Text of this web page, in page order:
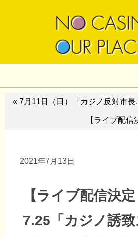
« 7月11日（日）「カジノ反対市長
【ライブ配
2021年7月13日
【ライブ配信決定
7.25「カジノ誘致